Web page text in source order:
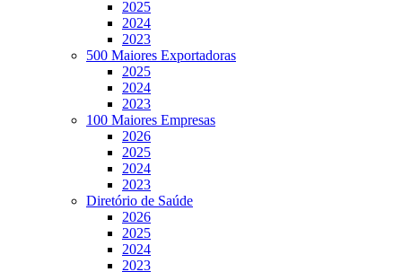
2025
2024
2023
500 Maiores Exportadoras
2025
2024
2023
100 Maiores Empresas
2026
2025
2024
2023
Diretório de Saúde
2026
2025
2024
2023